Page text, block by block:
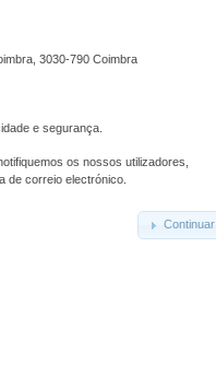
3030-790 Coimbra
e segurança.
os nossos utilizadores,
de correio electrónico.
Continuar